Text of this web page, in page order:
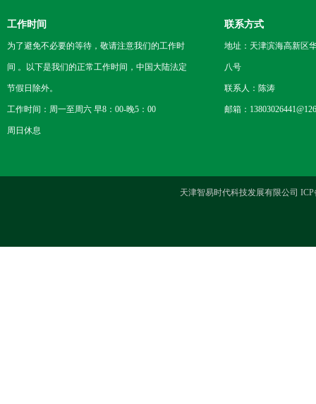
工作时间
为了避免不必要的等待，敬请注意我们的工作时
间 。以下是我们的正常工作时间，中国大陆法定
节假日除外。
工作时间：周一至周六 早8：00-晚5：00
周日休息
联系方式
地址：天津滨海高新区
八号
联系人：陈涛
邮箱：
天津智易时代科技发展有限公司 ICP